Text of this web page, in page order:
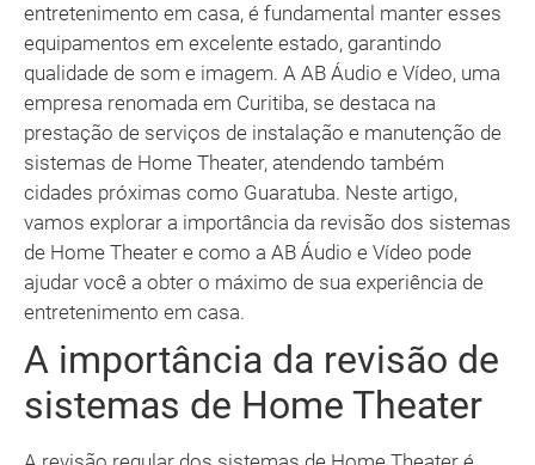
entretenimento em casa, é fundamental manter esses
equipamentos em excelente estado, garantindo
qualidade de som e imagem. A AB Áudio e Vídeo, uma
empresa renomada em Curitiba, se destaca na
prestação de serviços de instalação e manutenção de
sistemas de Home Theater, atendendo também
cidades próximas como Guaratuba. Neste artigo,
vamos explorar a importância da revisão dos sistemas
de Home Theater e como a AB Áudio e Vídeo pode
ajudar você a obter o máximo de sua experiência de
entretenimento em casa.
A importância da revisão de
sistemas de Home Theater